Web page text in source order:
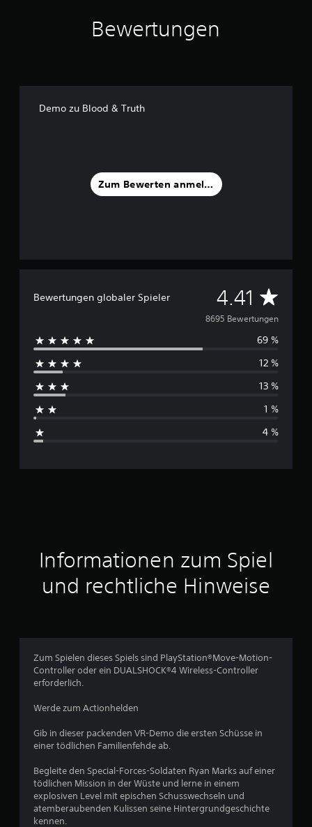
Bewertungen
Demo zu Blood & Truth
Zum Bewerten anmelden
Bewertungen globaler Spieler 4.41 D
u
r
c
h
h
t
t
i
c
B
e
8695 Bewertungen
69 %
12 %
13 %
1 %
4 %
Informationen zum Spiel
und rechtliche Hinweise
Zum Spielen dieses Spiels sind PlayStation®Move-Motion-
Controller oder ein DUALSHOCK®4 Wireless-Controller
erforderlich.
Werde zum Actionhelden
Gib in dieser packenden VR-Demo die ersten Schüsse in
einer tödlichen Familienfehde ab.
Begleite den Special-Forces-Soldaten Ryan Marks auf einer
tödlichen Mission in der Wüste und lerne in einem
explosiven Level mit epischen Schusswechseln und
atemberaubenden Kulissen seine Hintergrundgeschichte
kennen.